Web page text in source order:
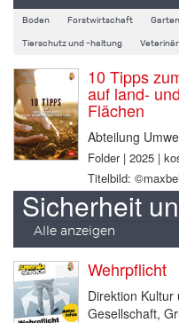
Boden Forstwirtschaft Garten
Tierschutz und -haltung Veterinär
10 Tipps
auf land-
Flächen
Abteilung
Folder | 2025 |
Titelbild:
Sicherheit
Alle anzeigen
Wehrpflicht
Direktion Kultur
Gesellschaft,